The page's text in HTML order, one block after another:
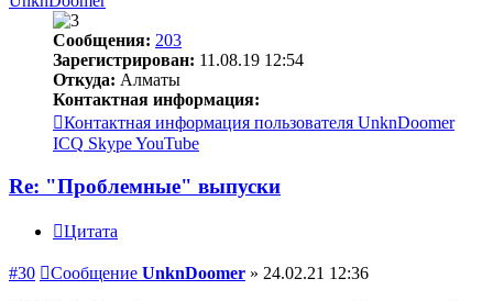
Сообщения: 203
Зарегистрирован: 11.08.19 12:54
Откуда: Алматы
Контактная информация:
Контактная информация пользователя UnknDoomer
ICQ SkypeYouTube
Re: "Проблемные" выпуски
Цитата
#30 Сообщение UnknDoomer » 24.02.21 12:36